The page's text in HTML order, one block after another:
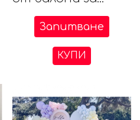
Запитване
КУПИ